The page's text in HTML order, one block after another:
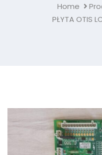
Home
PŁYTA OTIS